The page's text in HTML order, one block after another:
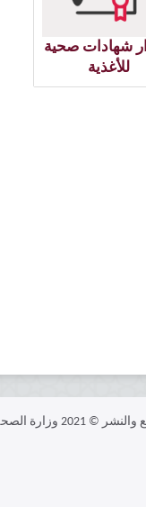
شهادات صحية
للأغذية
العامة.جميع الحقوق محفوظة.